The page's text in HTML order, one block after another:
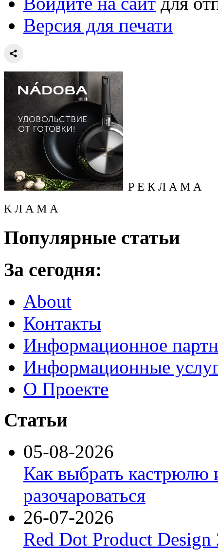
Версия для печати
Р Е К Л А М А
К Л А М А
Популярные статьи
За сегодня:
About
Контакты
Информационное
Информационные
О Проекте
Статьи
05-08-2026
Как выбрать кастрюлю
разочароваться
26-07-2026
Red Dot Product Design